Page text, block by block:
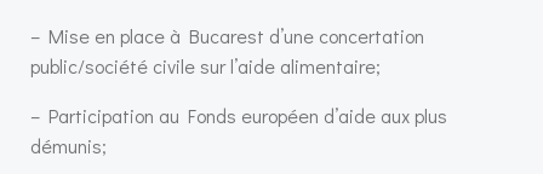
– Mise en place à Bucarest d’une concertation
public/société civile sur l’aide alimentaire;
– Participation au Fonds européen d’aide aux plus
démunis;